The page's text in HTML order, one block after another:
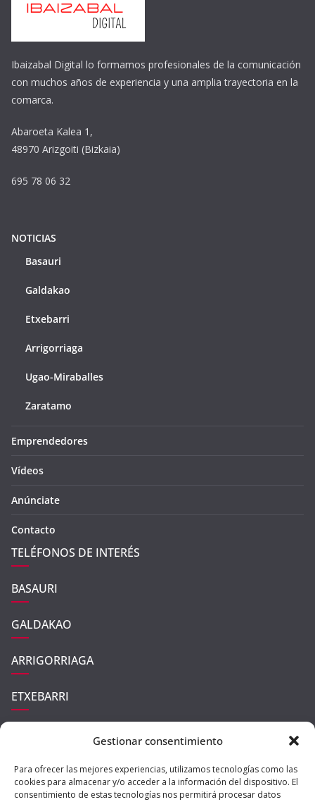
Gestionar consentimiento
Para ofrecer las mejores experiencias, utilizamos tecnologías como las
cookies para almacenar y/o acceder a la información del dispositivo. El
consentimiento de estas tecnologías nos permitirá procesar datos
Ibaizabal Digital lo formamos profesionales de la comunicación
con muchos años de experiencia y una amplia trayectoria en la
comarca.
Abaroeta Kalea 1,
48970 Arizgoiti (Bizkaia)
695 78 06 32
NOTICIAS
Basauri
Galdakao
Etxebarri
Arrigorriaga
Ugao-Miraballes
Zaratamo
Emprendedores
Vídeos
Anúnciate
Contacto
TELÉFONOS DE INTERÉS
BASAURI
GALDAKAO
ARRIGORRIAGA
ETXEBARRI
ZARATAMO